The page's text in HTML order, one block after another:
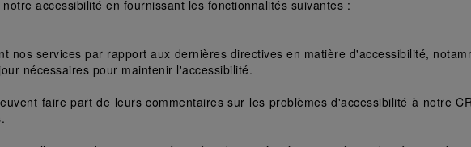
accessibilité en fournissant les fonctionnalités suivantes :
nos services par rapport aux dernières directives en matière d'accessibilité,
nécessaires pour maintenir l'accessibilité.
faire part de leurs commentaires sur les problèmes d'accessibilité à notre